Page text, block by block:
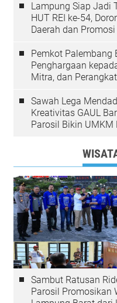
Lampung Siap Jadi
HUT REI ke-54,
Daerah dan
Pemkot Palembang
Penghargaan
Mitra, dan Perangkat
Sawah Lega
Kreativitas GAUL
Parosil Bikin UMKM
Sambut Ratusan
Parosil Promosikan